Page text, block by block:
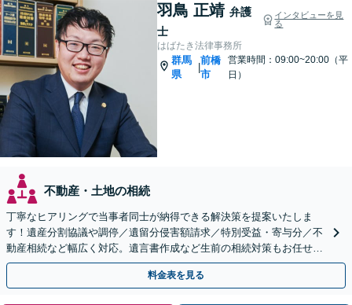
羽鳥 正靖 弁護
士
インタビューを見
る
はばたき法律事務所
群馬
県
|
前橋
市
営業時間：09:00~20:00（平
日）
不動産・土地の相続
丁寧なヒアリングで当事者同士が納得できる解決策を提案いたしま
す！遺産分割協議や調停／遺留分侵害額請求／特別受益・寄与分／不
動産相続など幅広く対応。遺言書作成など生前の相続対策もお任せく
ださい。【初回面談無料】【群馬総社駅・車15分】
料金表を見る